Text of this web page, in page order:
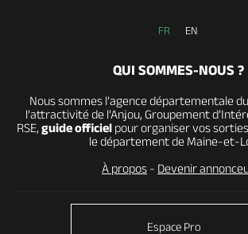
FR EN
QUI SOMMES-NOUS ?
Nous sommes l’agence départementale
l’attractivité de l’Anjou, Groupement
RSE, guide officielpour organiser vos
le département de Maine-et-
À propos - Devenir
Espace Pro